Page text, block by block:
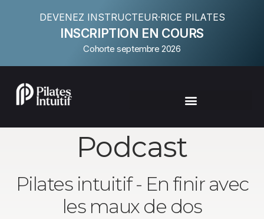
DEVENEZ INSTRUCTEUR·RICE PILATES
INSCRIPTION EN COURS
Cohorte septembre 2026
Podcast
Pilates intuitif - En finir avec
les maux de dos